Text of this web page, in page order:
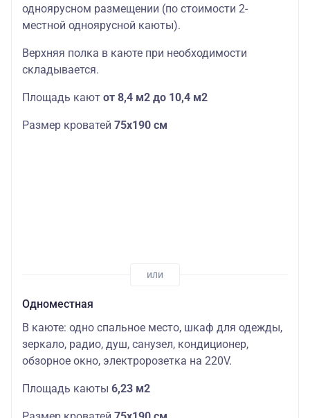
одноярусном размещении (по стоимости 2-
местной одноярусной каюты).
Верхняя полка в каюте при необходимости
складывается.
Площадь кают от 8,4 м2 до 10,4 м2
Размер кроватей 75х190 см
Одноместная
В каюте: одно спальное место, шкаф для одежды,
зеркало, радио, душ, санузел, кондиционер,
обзорное окно, электророзетка на 220V.
Площадь каюты 6,23 м2